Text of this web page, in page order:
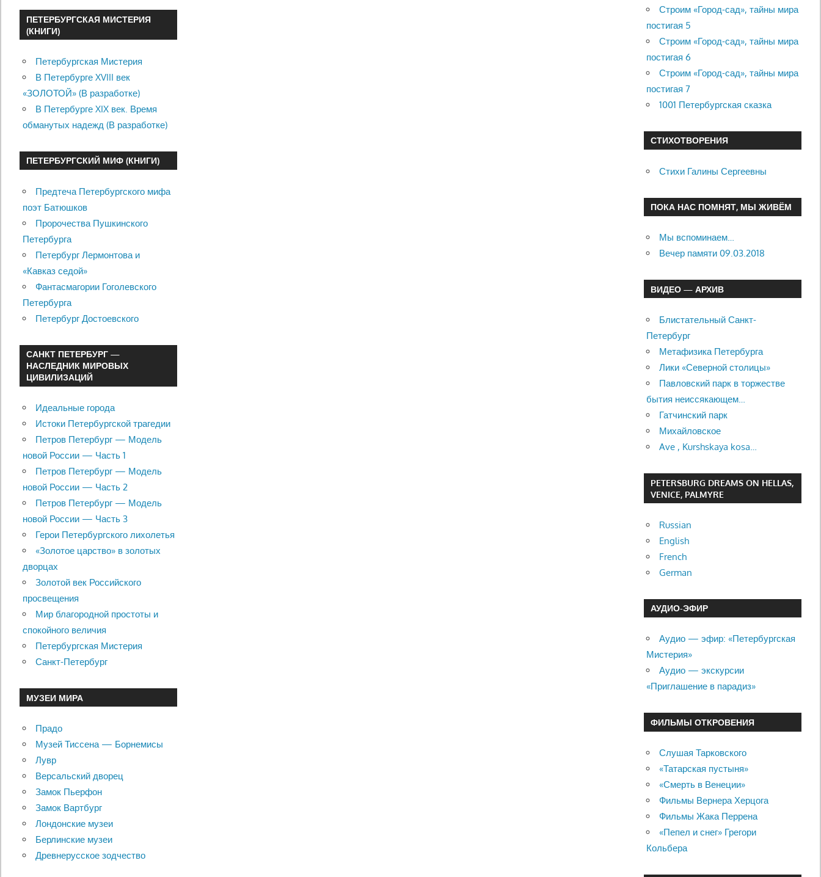
ПЕТЕРБУРГСКАЯ МИСТЕРИЯ
(КНИГИ)
Петербургская Мистерия
В Петербурге XVIII век
«ЗОЛОТОЙ» (В разработке)
В Петербурге XIX век. Время
обманутых надежд (В разработке)
ПЕТЕРБУРГСКИЙ МИФ (КНИГИ)
Предтеча Петербургского мифа
поэт Батюшков
Пророчества Пушкинского
Петербурга
Петербург Лермонтова и
«Кавказ седой»
Фантасмагории Гоголевского
Петербурга
Петербург Достоевского
САНКТ ПЕТЕРБУРГ —
НАСЛЕДНИК МИРОВЫХ
ЦИВИЛИЗАЦИЙ
Идеальные города
Истоки Петербургской трагедии
Петров Петербург — Модель
новой России — Часть 1
Петров Петербург — Модель
новой России — Часть 2
Петров Петербург — Модель
новой России — Часть 3
Герои Петербургского лихолетья
«Золотое царство» в золотых
дворцах
Золотой век Российского
просвещения
Мир благородной простоты и
спокойного величия
Петербургская Мистерия
Санкт-Петербург
МУЗЕИ МИРА
Прадо
Музей Тиссена — Борнемисы
Лувр
Версальский дворец
Замок Пьерфон
Замок Вартбург
Лондонские музеи
Берлинские музеи
Древнерусское зодчество
Строим «Город-сад», тайны мира
постигая 5
Строим «Город-сад», тайны мира
постигая 6
Строим «Город-сад», тайны мира
постигая 7
1001 Петербургская сказка
СТИХОТВОРЕНИЯ
Стихи Галины Сергеевны
ПОКА НАС ПОМНЯТ, МЫ ЖИВЁМ
Мы вспоминаем…
Вечер памяти 09.03.2018
ВИДЕО — АРХИВ
Блистательный Санкт-
Петербург
Метафизика Петербурга
Лики «Северной столицы»
Павловский парк в торжестве
бытия неиссякающем…
Гатчинский парк
Михайловское
Ave , Kurshskaya kosa…
PETERSBURG DREAMS ON HELLAS,
VENICE, PALMYRE
Russian
English
French
German
АУДИО-ЭФИР
Аудио — эфир: «Петербургская
Мистерия»
Аудио — экскурсии
«Приглашение в парадиз»
ФИЛЬМЫ ОТКРОВЕНИЯ
Слушая Тарковского
«Татарская пустыня»
«Смерть в Венеции»
Фильмы Вернера Херцога
Фильмы Жака Перрена
«Пепел и снег» Грегори
Кольбера